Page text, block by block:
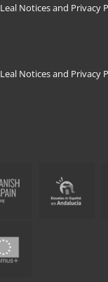
Leal Notices and Privacy
Leal Notices and Privacy